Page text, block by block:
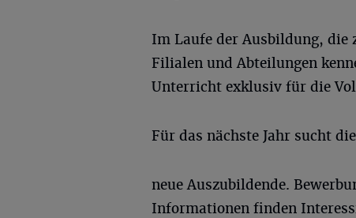
Im Laufe der Ausbildung, die
Filialen und Abteilungen
Unterricht exklusiv für die
Für das nächste Jahr sucht
neue Auszubildende.
Informationen finden